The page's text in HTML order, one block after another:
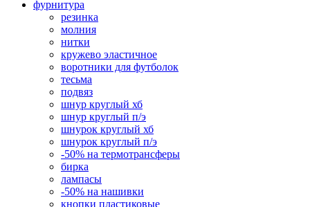
фурнитура
резинка
молния
нитки
кружево эластичное
воротники для футболок
тесьма
подвяз
шнур круглый хб
шнур круглый п/э
шнурок круглый хб
шнурок круглый п/э
-50% на термотрансферы
бирка
лампасы
-50% на нашивки
кнопки пластиковые